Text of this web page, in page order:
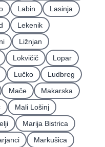
Labin
Lasinja
Lekenik
Ližnjan
Lokvičič
Lopar
Lučko
Ludbreg
Mače
Makarska
Mali Lošinj
Marija Bistrica
Markušica